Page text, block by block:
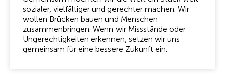
sozialer, vielfältiger und gerechter machen. Wir
wollen Brücken bauen und Menschen
zusammenbringen. Wenn wir Missstände oder
Ungerechtigkeiten erkennen, setzen wir uns
gemeinsam für eine bessere Zukunft ein.